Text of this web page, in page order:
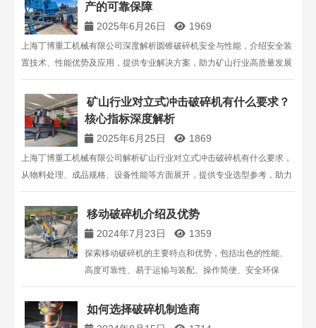
产的可靠保障
2025年6月26日 1969
上海丁博重工机械有限公司深度解析圆锥破碎机安全与性能，介绍安全装
置技术、性能优势及应用，提供专业解决方案，助力矿山行业高质量发展
。
矿山行业对立式冲击破碎机有什么要求？
核心指标深度解析
2025年6月25日 1869
上海丁博重工机械有限公司解析矿山行业对立式冲击破碎机有什么要求，
从物料处理、成品规格、设备性能等方面展开，提供专业选型参考，助力
矿山企业高效生产。
移动破碎机介绍及优势
2024年7月23日 1359
探索移动破碎机的主要特点和优势，包括出色的性能、
高度可靠性、易于运输与装配、操作简便、安全环保
等。了解丁博重工的移动破碎站处理能力、履带式移动
破碎机特点以及公司提供的全系列设备解决方案。
如何选择破碎机制造商